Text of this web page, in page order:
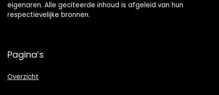
eigenaren. Alle geciteerde inhoud is afgeleid van hun
respectievelijke bronnen.
Pagina’s
Overzicht